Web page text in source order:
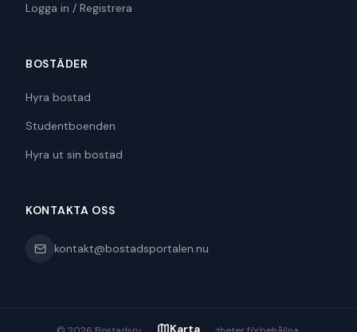
Karta
Logga in / Registrera
BOSTÄDER
Hyra bostad
Studentboenden
Hyra ut sin bostad
KONTAKTA OSS
kontakt@bostadsportalen.nu